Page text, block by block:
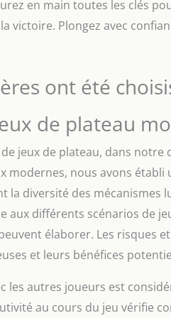
en main toutes les clés
victoire. Plongez avec
ont été
de plateau
jeux de plateau, dans
modernes, nous avons
la diversité des mécanismes
aux différents scénarios de
élaborer. Les risques
et leurs bénéfices
les autres joueurs est
au cours du jeu vérifie